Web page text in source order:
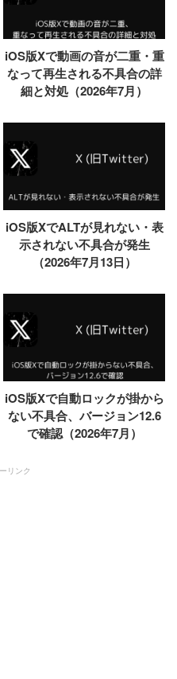
iOS版Xで動画の音が二重・重
なって再生される不具合の詳
細と対処（2026年7月）
iOS版XでALTが見れない・表
示されない不具合が発生
（2026年7月13日）
iOS版Xで自動ロックが掛から
ない不具合、バージョン12.6
で確認（2026年7月）
リンク